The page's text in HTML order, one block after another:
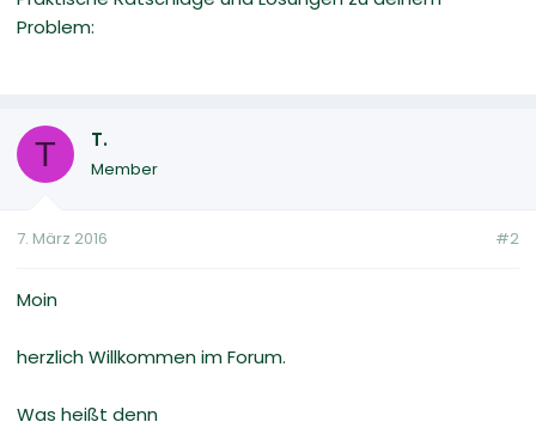
Problem:
T T.
Member
7. März 2016 #2
Moin
herzlich Willkommen im Forum.
Was heißt denn